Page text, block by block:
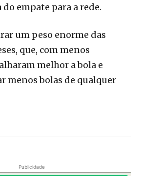
empate para a rede.
um peso enorme das
que, com menos
melhor a bola e
menos bolas de qualquer
Publicidade